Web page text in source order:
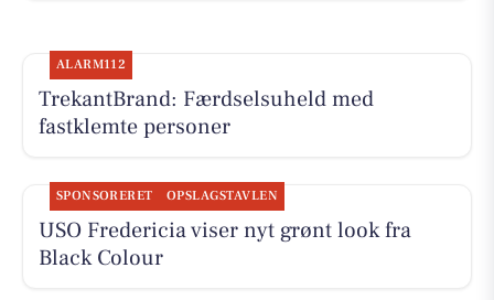
ALARM112
TrekantBrand: Færdselsuheld med
fastklemte personer
SPONSORERET OPSLAGSTAVLEN
USO Fredericia viser nyt grønt look fra
Black Colour